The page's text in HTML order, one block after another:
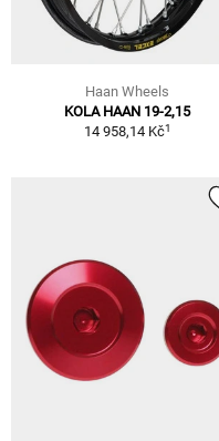
Haan Wheels
KOLA HAAN 19-2,15
14 958,14 Kč1